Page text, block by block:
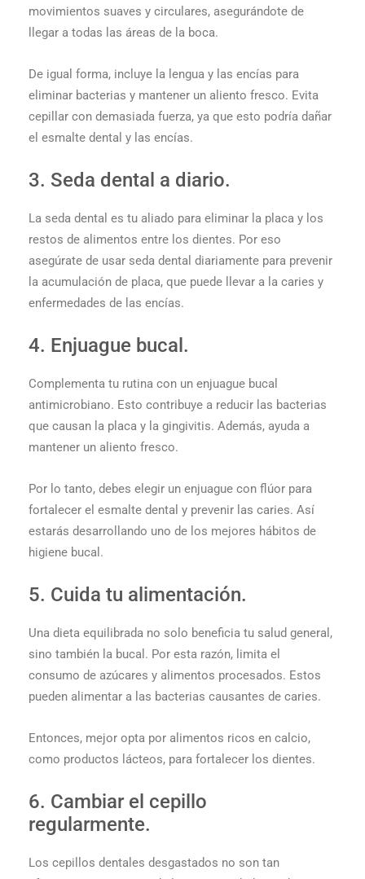
movimientos suaves y circulares, asegurándote de
llegar a todas las áreas de la boca.
De igual forma, incluye la lengua y las encías para
eliminar bacterias y mantener un aliento fresco. Evita
cepillar con demasiada fuerza, ya que esto podría dañar
el esmalte dental y las encías.
3. Seda dental a diario.
La seda dental es tu aliado para eliminar la placa y los
restos de alimentos entre los dientes. Por eso
asegúrate de usar seda dental diariamente para prevenir
la acumulación de placa, que puede llevar a la caries y
enfermedades de las encías.
4. Enjuague bucal.
Complementa tu rutina con un enjuague bucal
antimicrobiano. Esto contribuye a reducir las bacterias
que causan la placa y la gingivitis. Además, ayuda a
mantener un aliento fresco.
Por lo tanto, debes elegir un enjuague con flúor para
fortalecer el esmalte dental y prevenir las caries. Así
estarás desarrollando uno de los mejores hábitos de
higiene bucal.
5. Cuida tu alimentación.
Una dieta equilibrada no solo beneficia tu salud general,
sino también la bucal. Por esta razón, limita el
consumo de azúcares y alimentos procesados. Estos
pueden alimentar a las bacterias causantes de caries.
Entonces, mejor opta por alimentos ricos en calcio,
como productos lácteos, para fortalecer los dientes.
6. Cambiar el cepillo
regularmente.
Los cepillos dentales desgastados no son tan